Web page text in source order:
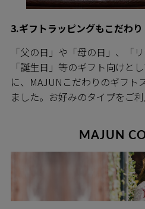
3.ギフトラッピングもこだわり
「父の日」や「母の日」、「
「誕生日」等のギフト向けと
に、MAJUNこだわりのギフト
ました。お好みのタイプをご利
MAJUN